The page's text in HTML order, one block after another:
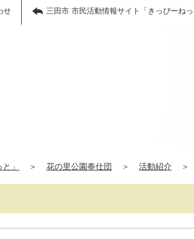
せ 三田市 市民活動情報サイト「きっぴーね
」 ＞ 花の里公園奉仕団 ＞ 活動紹介 ＞